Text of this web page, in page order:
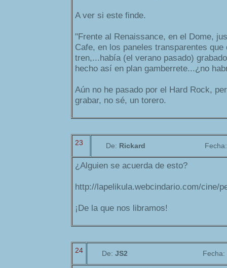
A ver si este finde.
"Frente al Renaissance, en el Dome,
Cafe, en los paneles transparentes que
tren,...había (el verano pasado)
hecho así en plan gamberrete...¿no
Aún no he pasado por el Hard Rock,
grabar, no sé, un torero.
23 De: Rickard
¿Alguien se acuerda de esto?
http://lapelikula.webcindario.com/cine/
¡De la que nos libramos!
24 De: JS2 Fecha: